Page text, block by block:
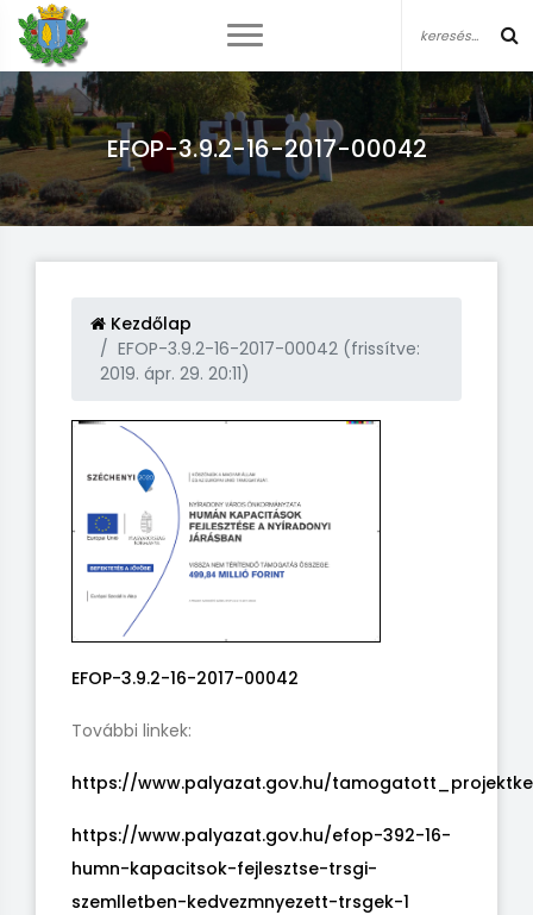
EFOP-3.9.2-16-2017-00042
Kezdőlap
EFOP-3.9.2-16-2017-00042 (frissítve:
2019. ápr. 29. 20:11)
EFOP-3.9.2-16-2017-00042
További linkek:
https://www.palyazat.gov.hu/
https://www.palyazat.gov.hu/efop-392-16-
humn-kapacitsok-fejlesztse-trsgi-
szemlletben-kedvezmnyezett-trsgek-1